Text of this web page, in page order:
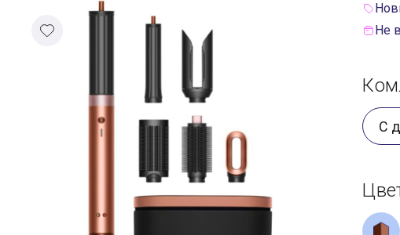
Контакты
Оплата
Доставка
Самовывоз
Trade-In
Не
С